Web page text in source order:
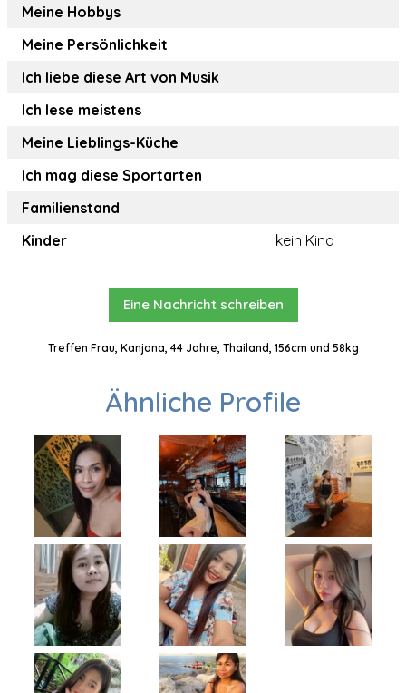
Meine Hobbys
Meine Persönlichkeit
Ich liebe diese Art von Musik
Ich lese meistens
Meine Lieblings-Küche
Ich mag diese Sportarten
Familienstand
Kinder
kein Kind
Eine Nachricht schreiben
Treffen Frau, Kanjana, 44 Jahre, Thailand, 156cm und 58kg
Ähnliche Profile